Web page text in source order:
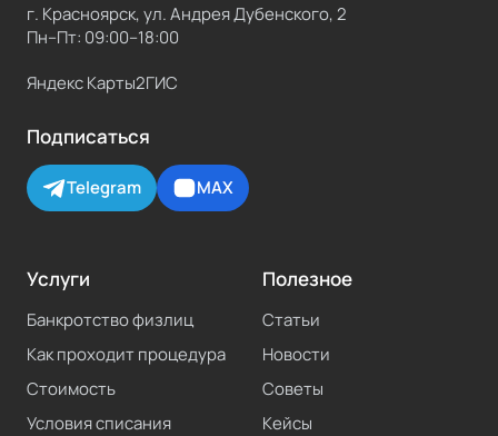
г. Красноярск, ул. Андрея Дубенского, 2
Пн–Пт: 09:00–18:00
Яндекс Карты2ГИС
Подписаться
Telegram MAX
Услуги
Банкротство физлиц
Как проходит процедура
Стоимость
Условия списания
Полезное
Статьи
Новости
Советы
Кейсы